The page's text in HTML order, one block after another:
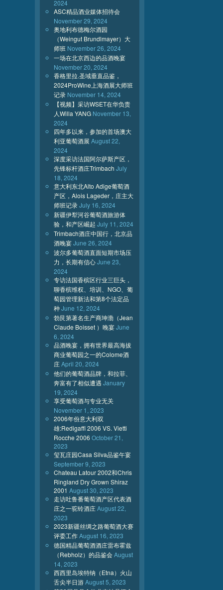
2024
ASC精品酒业媒体招待会
November 29, 2024
奥地利布德梅尔酒园
（Weingut Brundlmayer）大
师班 November 26, 2024
一场在北京西边的品酒晚宴
November 20, 2024
香格里拉.圣域垂直品鉴，
2024ProWine上海酒展大师班
记录 November 14, 2024
【视频】采访WSET在华负责
人Willa YANG November 13,
2024
四年多以来，参加的首场澳大
利亚葡萄酒展 August 22,
2024
深度采访法国阿尔萨斯产区，
先锋标杆酒庄Trimbach July
18, 2024
意大利东北Alto Adige葡萄酒
产区，Alois Lageder，庄主大
师班记录July 16, 2024
新疆伊犁河谷葡萄酒旅游体
验，和产区崛起 July 11, 2024
Trimbach酒庄中国行，北京品
酒晚宴June 26, 2024
波尔多葡萄酒直面短期市场压
力，长期有信心June 23,
2024
专访法国香槟区行业三巨头，
聊香槟维权、培训、NGO、葡
萄园管理新法和第8个法定品
种June 12, 2024
勃艮第著名生产商坤渤（Jean
Claude Boisset ）晚宴June
6, 2024
品酒晚宴，拥有世界最高海拔
商业葡萄园之一的Colome酒
庄April 20, 2024
他们的葡萄酒品牌，和拉菲、
奔富有了相似遭遇 January
19, 2024
享受葡萄酒与专业无关
November 1, 2023
2006年份意大利双
雄:Redigaffi 2006 VS. Vietti
Rocche 2006 October 21,
2023
玺瓦庄园Casa Silva品鉴午宴
September 9, 2023
Chateau Latour 2002和Chris
Ringland Dry Grown Shiraz
2001 August 30, 2023
走访吐鲁番葡萄酒产区代表酒
庄之一驼铃酒庄August 22,
2023
2023新疆丝绸之路葡萄酒大赛
评委工作August 16, 2023
德国精品葡萄酒酒庄雷布霍兹
（Rebholz）的品鉴会August
14, 2023
西西里岛埃特纳（Etna）火山
舌尖半日游August 5, 2023